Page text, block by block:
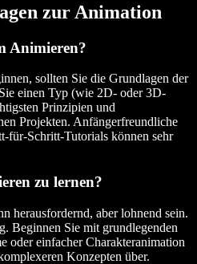
zur Animation
Animieren?
sollten Sie die Grundlagen der
einen Typ (wie 2D- oder 3D-
Prinzipien und
Projekten. Anfängerfreundliche
für-Schritt-Tutorials können sehr
zu lernen?
herausfordernd, aber lohnend sein.
Beginnen Sie mit grundlegenden
oder einfacher Charakteranimation
Konzepten über.